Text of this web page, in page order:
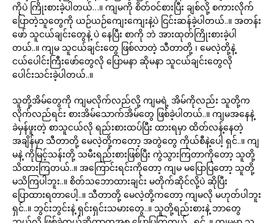
ကိုပဲ ကြိုးစားခဲ့ပါတယ်…။ ကျမကို စိတ်ဝင်စားပြီး ချစ်လို့ စကားလိုက်
ပြောတဲ့သူတွေကို ယဉ်ယဉ်ကျေးကျေးနဲ့ပဲ ငြင်းဆန်ခဲ့ပါတယ်..။ အတန်း
ဖော် သူငယ်ချင်းတွေနဲ့ ပဲ နေပြီး စာကို ဘဲ အားထုတ်ကြိုးစားခဲ့ပါ
တယ်..။ ကျမ သူငယ်ချင်းတွေ ဖြစ်လာတဲ့ သီတာတို့ ၊ မေလဲ့တို့နဲ့
ငယ်ပေါင်းကြီးဖော်တွေလို ပြောမနာ ဆိုမနာ သူငယ်ချင်းတွေလို
ပေါင်းသင်းခဲ့ပါတယ်..။
သူတို့အိမ်တွေကို ကျမလိုက်လည်လို့ ကျမရဲ့ အိမ်ကိုလည်း သူတို့က
လိုက်လည်ရင်း စားအိမ်သောက်အိမ်တွေ ဖြစ်ခဲ့ပါတယ်..။ ကျမအနေနဲ့
ခဲမှန်ဖူးတဲ့ စာသူငယ်လို ရည်းစားထပ်ပြီး ထားရမှာ ထိတ်လန့်နေတဲ့
အချိန်မှာ သီတာတို့ မေလဲ့တို့ကတော့ အတွဲတွေ ကိုယ်စီနဲ့ပေါ့ ရှင်..။ ကျ
မနဲ့ ကိုမြင့်သန်းတို့ သမီးရည်းစားဖြစ်ပြီး ကွဲသွားကြတာကိုတော့ သူတို့
သိထားကြတယ်..။ အကြောင်းရင်းကိုတော့ ကျမ မပြောပြတော့ သူတို့
မသိကြပါဘူး..။ စိတ်သဘောထားချင်း မတိုက်ဆိုင်လို့ပဲ ဆိုပြီး
ပြောထားရတာပေါ့..။ သီတာတို့ မေလဲ့တို့ကတော့ ကျမလို မဟုတ်ပါဘူး
ရှင်..။ ဘွင်းဘွင်းနဲ့ ရှင်းရှင်းသမားတွေ..။ သူတို့ရည်းစားနဲ့ ဘာတွေ